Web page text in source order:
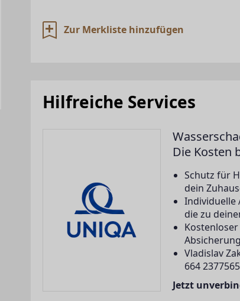
Zur Merkliste hinzufügen
Hilfreiche Services
Die Kosten
Schutz für
dein
Individuelle
die zu
Vladislav
664
Jetzt